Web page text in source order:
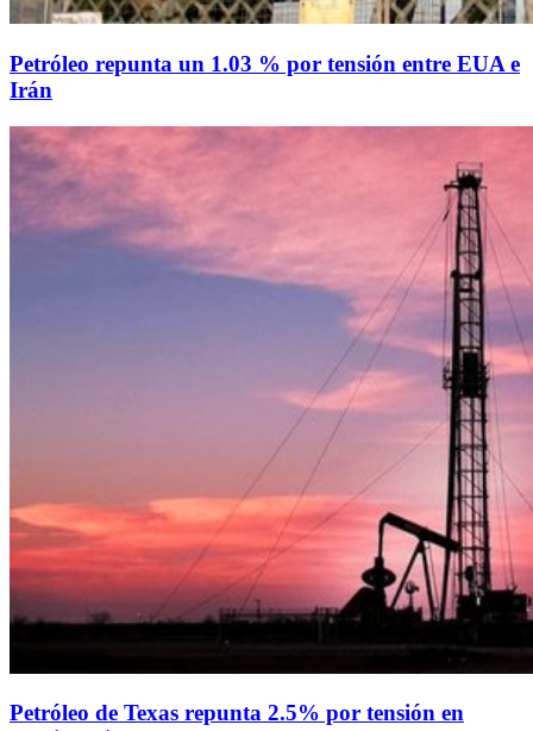
Petróleo repunta un 1.03 % por tensión entre EUA e
Irán
Petróleo de Texas repunta 2.5% por tensión en